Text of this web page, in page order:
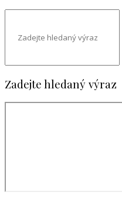
Zadejte hledaný výraz